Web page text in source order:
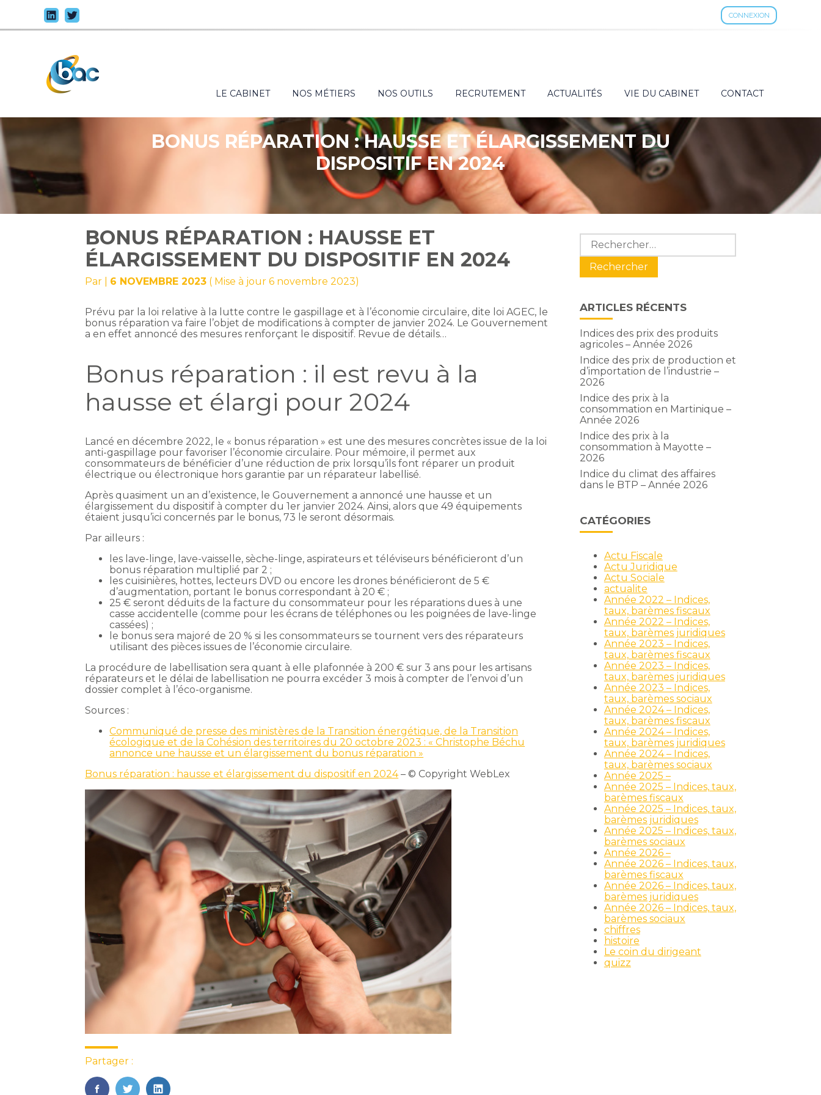
CONNEXION
au
Principal
LE CABINET NOS MÉTIERS NOS OUTILS RECRUTEMENT ACTUALITÉS VIE DU CABINET CONTACT
BONUS RÉPARATION : HAUSSE ET ÉLARGISSEMENT DU
DISPOSITIF EN 2024
BONUS RÉPARATION : HAUSSE ET
ÉLARGISSEMENT DU DISPOSITIF EN 2024
Par 6 NOVEMBRE 2023 ( Mise à jour 6 novembre 2023)
Prévu par la loi relative à la lutte contre le gaspillage et à l’économie circulaire, dite loi AGEC, le
bonus réparation va faire l’objet de modifications à compter de janvier 2024. Le Gouvernement
a en effet annoncé des mesures renforçant le dispositif. Revue de détails…
Bonus réparation : il est revu à la
hausse et élargi pour 2024
Lancé en décembre 2022, le « bonus réparation » est une des mesures concrètes issue de la loi
anti-gaspillage pour favoriser l’économie circulaire. Pour mémoire, il permet aux
consommateurs de bénéficier d’une réduction de prix lorsqu’ils font réparer un produit
électrique ou électronique hors garantie par un réparateur labellisé.
Après quasiment un an d’existence, le Gouvernement a annoncé une hausse et un
élargissement du dispositif à compter du 1er janvier 2024. Ainsi, alors que 49 équipements
étaient jusqu’ici concernés par le bonus, 73 le seront désormais.
Par ailleurs :
les lave-linge, lave-vaisselle, sèche-linge, aspirateurs et téléviseurs bénéficieront d’un
bonus réparation multiplié par 2 ;
les cuisinières, hottes, lecteurs DVD ou encore les drones bénéficieront de 5 €
d’augmentation, portant le bonus correspondant à 20 € ;
25 € seront déduits de la facture du consommateur pour les réparations dues à une
casse accidentelle (comme pour les écrans de téléphones ou les poignées de lave-linge
cassées) ;
le bonus sera majoré de 20 % si les consommateurs se tournent vers des réparateurs
utilisant des pièces issues de l’économie circulaire.
La procédure de labellisation sera quant à elle plafonnée à 200 € sur 3 ans pour les artisans
réparateurs et le délai de labellisation ne pourra excéder 3 mois à compter de l’envoi d’un
dossier complet à l’éco-organisme.
Sources :
Communiqué de presse des ministères de la Transition énergétique, de la Transition
écologique et de la Cohésion des territoires du 20 octobre 2023 : « Christophe Béchu
annonce une hausse et un élargissement du bonus réparation »
Bonus réparation : hausse et élargissement du dispositif en 2024– © Copyright WebLex
Partager :
Blog
sidebar
Rechercher :
ARTICLES RÉCENTS
Indices des prix des produits
agricoles – Année 2026
Indice des prix de production et
d’importation de l’industrie –
2026
Indice des prix à la
consommation en Martinique –
Année 2026
Indice des prix à la
consommation à Mayotte –
2026
Indice du climat des affaires
dans le BTP – Année 2026
CATÉGORIES
Actu Fiscale
Actu Juridique
Actu Sociale
actualite
Année 2022 – Indices,
taux, barèmes fiscaux
Année 2022 – Indices,
taux, barèmes juridiques
Année 2023 – Indices,
taux, barèmes fiscaux
Année 2023 – Indices,
taux, barèmes juridiques
Année 2023 – Indices,
taux, barèmes sociaux
Année 2024 – Indices,
taux, barèmes fiscaux
Année 2024 – Indices,
taux, barèmes juridiques
Année 2024 – Indices,
taux, barèmes sociaux
Année 2025 –
Année 2025 – Indices, taux,
barèmes fiscaux
Année 2025 – Indices, taux,
barèmes juridiques
Année 2025 – Indices, taux,
barèmes sociaux
Année 2026 –
Année 2026 – Indices, taux,
barèmes fiscaux
Année 2026 – Indices, taux,
barèmes juridiques
Année 2026 – Indices, taux,
barèmes sociaux
chiffres
histoire
Le coin du dirigeant
quizz